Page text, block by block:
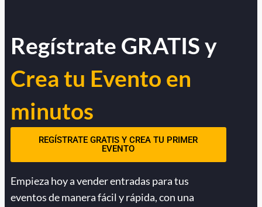
Regístrate GRATIS y
Crea tu Evento en
minutos
REGÍSTRATE GRATIS Y CREA TU PRIMER
EVENTO
Empieza hoy a vender entradas para tus
eventos de manera fácil y rápida, con una